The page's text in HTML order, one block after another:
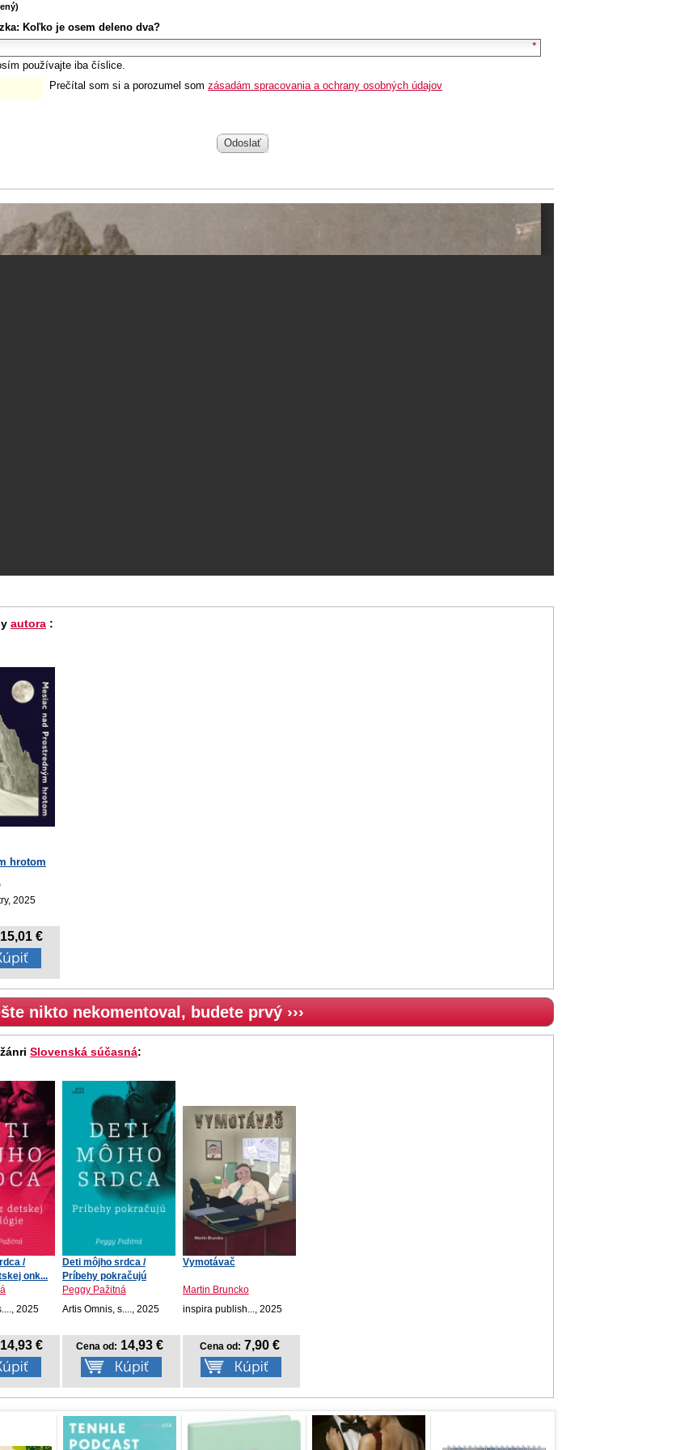
Koľko je osem deleno dva?
používajte iba číslice.
Prečítal som si a porozumel som zásadám spracovania a ochrany osobných údajov
Odoslať
autora :
hrotom
2025
15,01 €
nikto nekomentoval, budete prvý ›››
Slovenská súčasná:
/
onk...
2025
14,93 €
Deti môjho srdca /
Príbehy pokračujú
Peggy Pažitná
Artis Omnis, s...., 2025
Cena od: 14,93 €
Vymotávač
Martin Bruncko
inspira publish..., 2025
Cena od: 7,90 €